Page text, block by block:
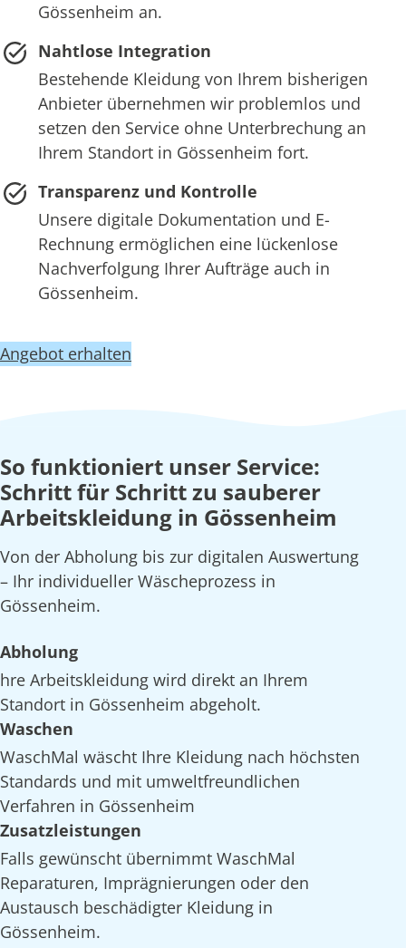
Gössenheim an.
Nahtlose Integration
Bestehende Kleidung von Ihrem bisherigen
Anbieter übernehmen wir problemlos und
setzen den Service ohne Unterbrechung an
Ihrem Standort in Gössenheim fort.
Transparenz und Kontrolle
Unsere digitale Dokumentation und E-
Rechnung ermöglichen eine lückenlose
Nachverfolgung Ihrer Aufträge auch in
Gössenheim.
Angebot erhalten
So funktioniert unser Service:
Schritt für Schritt zu sauberer
Arbeitskleidung in Gössenheim
Von der Abholung bis zur digitalen Auswertung
– Ihr individueller Wäscheprozess in
Gössenheim.
Abholung
hre Arbeitskleidung wird direkt an Ihrem
Standort in Gössenheim abgeholt.
Waschen
WaschMal wäscht Ihre Kleidung nach höchsten
Standards und mit umweltfreundlichen
Verfahren in Gössenheim
Zusatzleistungen
Falls gewünscht übernimmt WaschMal
Reparaturen, Imprägnierungen oder den
Austausch beschädigter Kleidung in
Gössenheim.